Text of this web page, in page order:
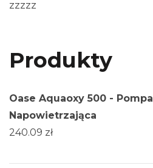
zzzzz
Produkty
Oase Aquaoxy 500 - Pompa
Napowietrzająca
240.09 zł